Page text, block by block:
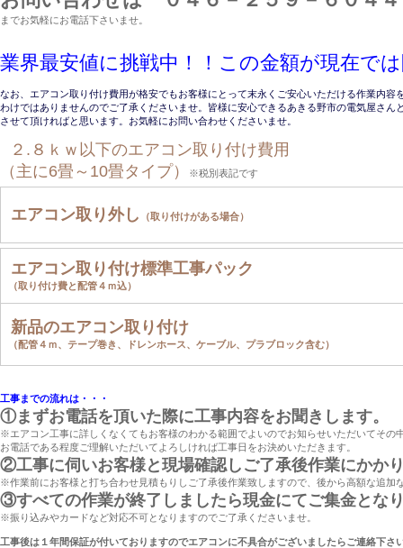
までお気軽にお電話下さいませ。
業界最安値に挑戦中！！この金額が現在で
なお、エアコン取り付け費用が格安でもお客様にとって末永くご安心いただける作業内容
わけではありませんのでご了承くださいませ。皆様に安心できるあきる野市の電気屋さん
させて頂ければと思います。お気軽にお問い合わせくださいませ。
２.８ｋｗ以下のエアコン取り付け費用
（主に6畳～10畳タイプ）
※税別表記です
エアコン取り外し （取り付けがある場合）
エアコン取り付け標準工事パック
（取り付け費と配管４ｍ込）
新品のエアコン取り付け
（配管４ｍ、テープ巻き、ドレンホース、ケーブル、プラブロック含む）
工事までの流れは・・・
①まずお電話を頂いた際に工事内容をお聞きします。
※エアコン工事に詳しくなくてもお客様のわかる範囲でよいのでお知らせいただいてその
お電話である程度ご理解いただいてよろしければ工事日をお決めいただきます。
②工事に伺いお客様と現場確認しご了承後作業にかか
※作業前にお客様と打ち合わせ見積もりしご了承後作業致しますので、後から高額な追加
③すべての作業が終了しましたら現金にてご集金とな
※振り込みやカードなど対応不可となりますのでご了承くださいませ。
工事後は１年間保証が付いておりますのでエアコンに不具合がございましたらご連絡下さ